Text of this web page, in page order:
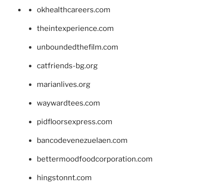
okhealthcareers.com
theintexperience.com
unboundedthefilm.com
catfriends-bg.org
marianlives.org
waywardtees.com
pidfloorsexpress.com
bancodevenezuelaen.com
bettermoodfoodcorporation.com
hingstonnt.com